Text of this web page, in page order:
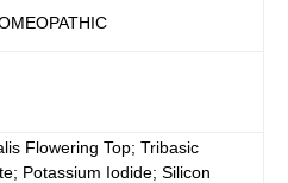
Flowering Top; Tribasic
Potassium Iodide; Silicon